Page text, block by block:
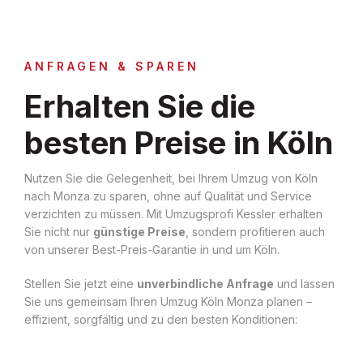
ANFRAGEN & SPAREN
Erhalten Sie die
besten Preise in Köln
Nutzen Sie die Gelegenheit, bei Ihrem Umzug von Köln
nach Monza zu sparen, ohne auf Qualität und Service
verzichten zu müssen. Mit Umzugsprofi Kessler erhalten
Sie nicht nur günstige Preise , sondern profitieren auch
von unserer Best-Preis-Garantie in und um Köln.
Stellen Sie jetzt eine unverbindliche Anfrage und lassen
Sie uns gemeinsam Ihren Umzug Köln Monza planen –
effizient, sorgfältig und zu den besten Konditionen: